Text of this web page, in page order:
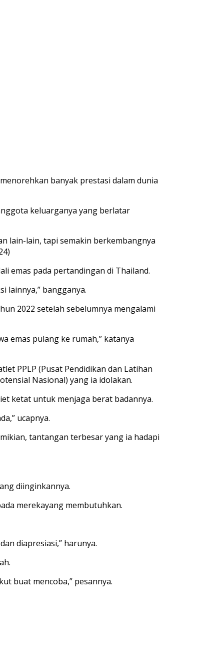
menorehkan banyak prestasi dalam dunia
keluarganya yang berlatar
lain-lain, tapi semakin berkembangnya
emas pada pertandingan di Thailand.
lainnya,” bangganya.
2022 setelah sebelumnya mengalami
emas pulang ke rumah,” katanya
PPLP (Pusat Pendidikan dan Latihan
Nasional) yang ia idolakan.
ketat untuk menjaga berat badannya.
,” ucapnya.
, tantangan terbesaryang ia hadapi
diinginkannya.
merekayang membutuhkan.
dan diapresiasi,” harunya.
.
buat mencoba,” pesannya.